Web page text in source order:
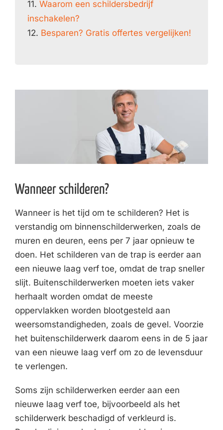
11. Waarom een schildersbedrijf
inschakelen?
12. Besparen? Gratis offertes vergelijken!
Wanneer schilderen?
Wanneer is het tijd om te schilderen? Het is
verstandig om binnenschilderwerken, zoals de
muren en deuren, eens per 7 jaar opnieuw te
doen. Het schilderen van de trap is eerder aan
een nieuwe laag verf toe, omdat de trap sneller
slijt. Buitenschilderwerken moeten iets vaker
herhaalt worden omdat de meeste
oppervlakken worden blootgesteld aan
weersomstandigheden, zoals de gevel. Voorzie
het buitenschilderwerk daarom eens in de 5 jaar
van een nieuwe laag verf om zo de levensduur
te verlengen.
Soms zijn schilderwerken eerder aan een
nieuwe laag verf toe, bijvoorbeeld als het
schilderwerk beschadigd of verkleurd is.